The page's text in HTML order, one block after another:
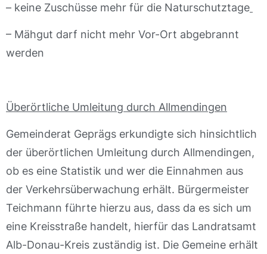
– keine Zuschüsse mehr für die Naturschutztage
– Mähgut darf nicht mehr Vor-Ort abgebrannt
werden
Überörtliche Umleitung durch Allmendingen
Gemeinderat Geprägs erkundigte sich hinsichtlich
der überörtlichen Umleitung durch Allmendingen,
ob es eine Statistik und wer die Einnahmen aus
der Verkehrsüberwachung erhält. Bürgermeister
Teichmann führte hierzu aus, dass da es sich um
eine Kreisstraße handelt, hierfür das Landratsamt
Alb-Donau-Kreis zuständig ist. Die Gemeine erhält